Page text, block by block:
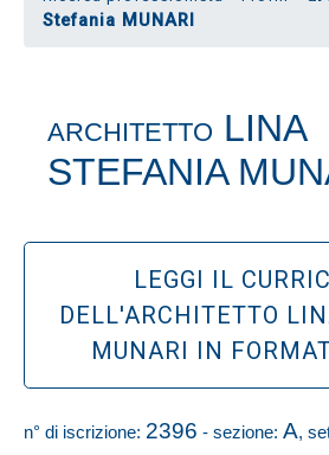
Stefania MUNARI
ARCHITETTO LINA
STEFANIA
LEGGI IL
DELL'ARCHITETTO
MUNARI IN
n° di iscrizione: 2396 - sezione: A,